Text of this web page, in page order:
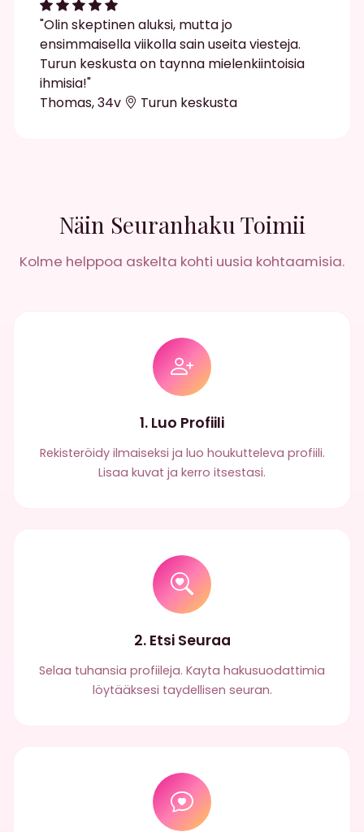
"Olin skeptinen aluksi, mutta jo
ensimmaisella viikolla sain useita viesteja.
Turun keskusta on taynna mielenkiintoisia
ihmisia!"
Thomas, 34v
Turun keskusta
Näin Seuranhaku Toimii
Kolme helppoa askelta kohti uusia kohtaamisia.
1. Luo Profiili
Rekisteröidy ilmaiseksi ja luo houkutteleva profiili.
Lisaa kuvat ja kerro itsestasi.
2. Etsi Seuraa
Selaa tuhansia profiileja. Kayta hakusuodattimia
löytääksesi taydellisen seuran.